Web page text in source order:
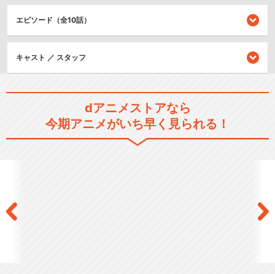
シリーズ／関連のアニメ作品
秘密結社 鷹の爪
エピソード（全10話）
キャスト ／ スタッフ
dアニメストアなら
今期アニメがいち早く見られる！